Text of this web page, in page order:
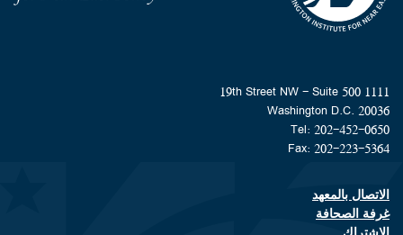
1111 19th Street NW - Suite 500
Washington D.C. 20036
Tel: 202-452-0650
Fax: 202-223-5364
Footer contact links
الاتصال بالمعهد
غرفة الصحافة